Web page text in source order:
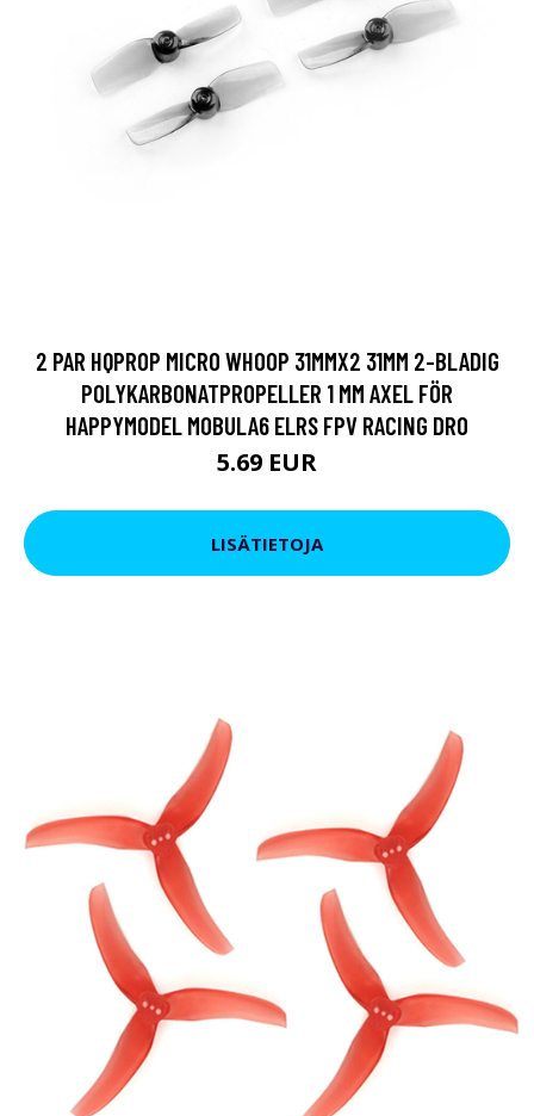
2 PAR HQPROP MICRO WHOOP 31MMX2 31MM 2-BLADIG
POLYKARBONATPROPELLER 1 MM AXEL FÖR
HAPPYMODEL MOBULA6 ELRS FPV RACING DRO
5.69 EUR
LISÄTIETOJA